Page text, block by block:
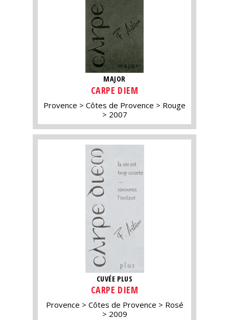
MAJOR
CARPE DIEM
Provence Côtes de Provence
Rouge
2007
CUVÉE PLUS
CARPE DIEM
Provence Côtes de Provence
Rosé
2009